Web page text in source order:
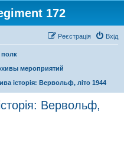
172
Вхід
Реєстрація
полк
мероприятий
історія: Вервольф, літо 1944
Вервольф,